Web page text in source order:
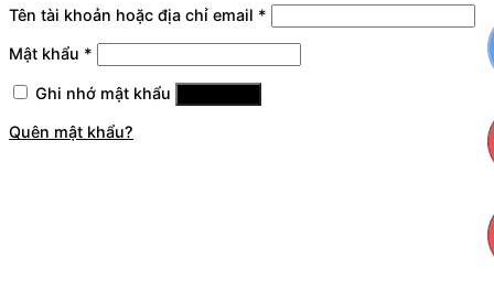
Tên tài khoản hoặc địa chỉ email *
Mật khẩu *
Ghi nhớ mật khẩu
Quên mật khẩu?